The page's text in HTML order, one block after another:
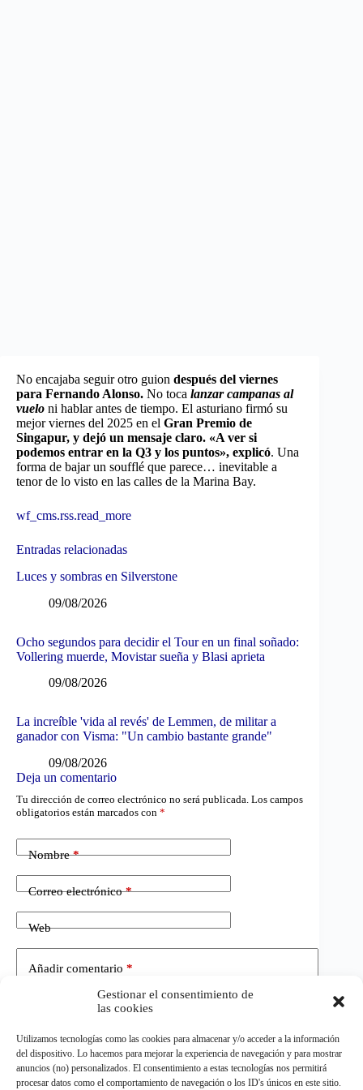
Gestionar el consentimiento de
las cookies
Utilizamos tecnologías como las cookies para almacenar y/o acceder a la información
del dispositivo. Lo hacemos para mejorar la experiencia de navegación y para mostrar
anuncios (no) personalizados. El consentimiento a estas tecnologías nos permitirá
procesar datos como el comportamiento de navegación o los ID's únicos en este sitio.
No encajaba seguir otro guion después del viernes
para Fernando Alonso. No toca lanzar campanas al
vuelo ni hablar antes de tiempo. El asturiano firmó su
mejor viernes del 2025 en el Gran Premio de
Singapur, y dejó un mensaje claro. «A ver si
podemos entrar en la Q3 y los puntos», explicó. Una
forma de bajar un soufflé que parece… inevitable a
tenor de lo visto en las calles de la Marina Bay.
wf_cms.rss.read_more
Entradas relacionadas
Luces y sombras en Silverstone
09/08/2026
Ocho segundos para decidir el Tour en un final soñado:
Vollering muerde, Movistar sueña y Blasi aprieta
09/08/2026
La increíble 'vida al revés' de Lemmen, de militar a
ganador con Visma: "Un cambio bastante grande"
09/08/2026
Deja un comentario
Tu dirección de correo electrónico no será publicada. Los campos
obligatorios están marcados con *
Nombre*
Correo electrónico*
Web
Añadir comentario *